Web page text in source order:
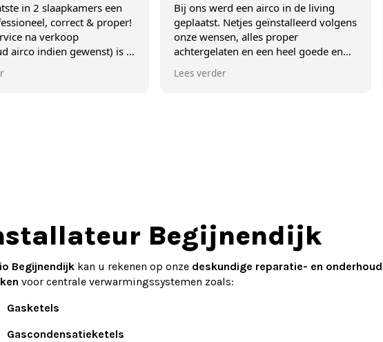
een
correct & proper!
gewenst) is 5
Bij ons werd een airco in de living
geplaatst. Netjes geïnstalleerd volgens
onze wensen, alles proper
achtergelaten en een heel goede en
gedetailleerde uitleg gekregen over
het gebruik. Vakwerk!
Lees verder
Door
voor
eerst
en
Lees
Begijnendijk
Begijnendijk kan u rekenen op onze deskundige reparatie- en
voor centrale verwarmingssystemen zoals:
Gasketels
Gascondensatieketels